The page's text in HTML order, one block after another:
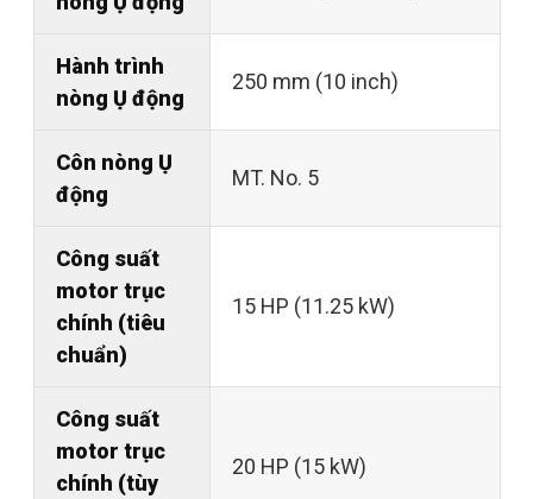
Hành trình
nòng Ụ động
250 mm (10 inch)
Côn nòng Ụ
động
MT. No. 5
Công suất
motor trục
chính (tiêu
chuẩn)
15 HP (11.25 kW)
Công suất
motor trục
chính (tùy
20 HP (15 kW)